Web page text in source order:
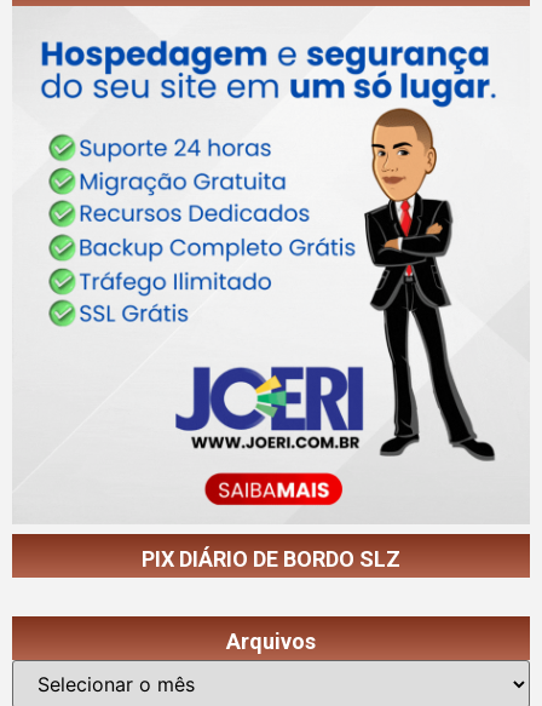
PIX DIÁRIO DE BORDO SLZ
Arquivos